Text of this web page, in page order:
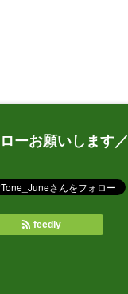
ーお願いします／
feedly